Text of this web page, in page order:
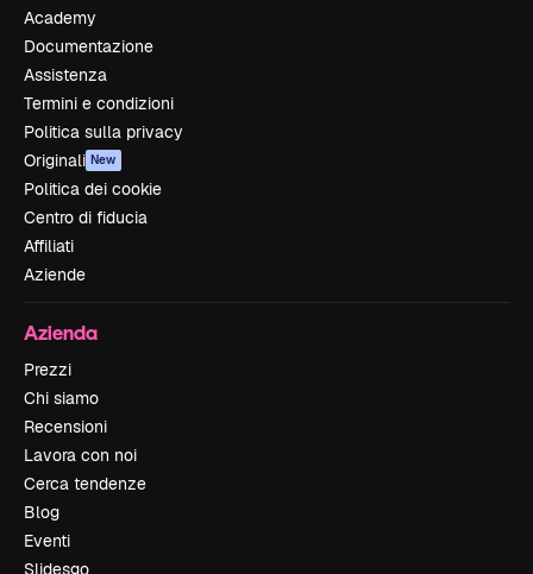
Academy
Documentazione
Assistenza
Termini e condizioni
Politica sulla privacy
Originali New
Politica dei cookie
Centro di fiducia
Affiliati
Aziende
Azienda
Prezzi
Chi siamo
Recensioni
Lavora con noi
Cerca tendenze
Blog
Eventi
Slidesgo